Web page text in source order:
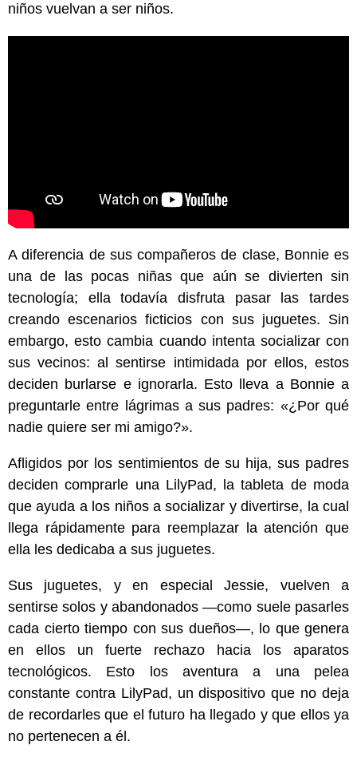
niños vuelvan a ser niños.
A diferencia de sus compañeros de clase, Bonnie es
una de las pocas niñas que aún se divierten sin
tecnología; ella todavía disfruta pasar las tardes
creando escenarios ficticios con sus juguetes. Sin
embargo, esto cambia cuando intenta socializar con
sus vecinos: al sentirse intimidada por ellos, estos
deciden burlarse e ignorarla. Esto lleva a Bonnie a
preguntarle entre lágrimas a sus padres: «¿Por qué
nadie quiere ser mi amigo?».
Afligidos por los sentimientos de su hija, sus padres
deciden comprarle una LilyPad, la tableta de moda
que ayuda a los niños a socializar y divertirse, la cual
llega rápidamente para reemplazar la atención que
ella les dedicaba a sus juguetes.
Sus juguetes, y en especial Jessie, vuelven a
sentirse solos y abandonados —como suele pasarles
cada cierto tiempo con sus dueños—, lo que genera
en ellos un fuerte rechazo hacia los aparatos
tecnológicos. Esto los aventura a una pelea
constante contra LilyPad, un dispositivo que no deja
de recordarles que el futuro ha llegado y que ellos ya
no pertenecen a él.